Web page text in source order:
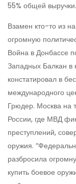
55% общей выручки.
Взамен кто-то из
огромную
Война в Донбассе
Западных Балкан в
констатировал в
международного
Грюдер. Москва на
России, где МВД
преступлений,
оружия.
разбросила
купить боевое